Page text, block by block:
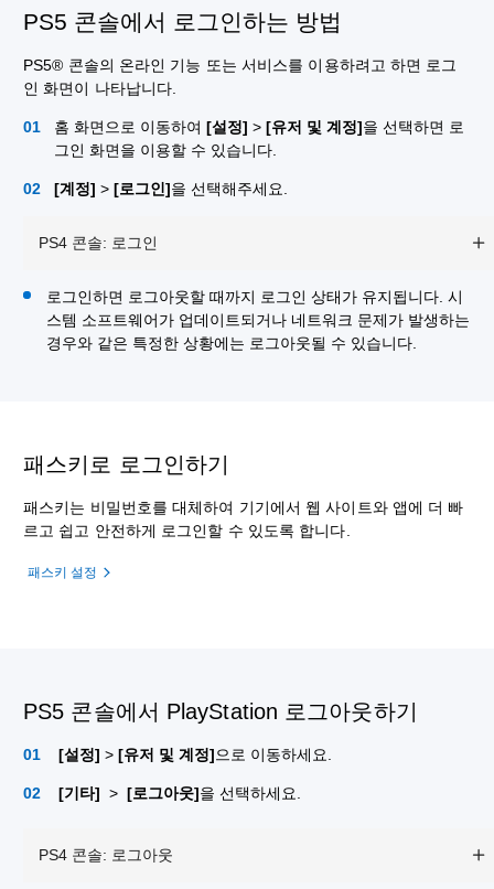
PS5 콘솔에서 로그인하는 방법
PS5® 콘솔의 온라인 기능 또는 서비스를 이용하려고 하면 로그
인 화면이 나타납니다.
홈 화면으로 이동하여 [설정] > [유저 및 계정]을 선택하면 로
그인 화면을 이용할 수 있습니다.
[계정] > [로그인]을 선택해주세요.
PS4 콘솔: 로그인
로그인하면 로그아웃할 때까지 로그인 상태가 유지됩니다. 시
스템 소프트웨어가 업데이트되거나 네트워크 문제가 발생하는
경우와 같은 특정한 상황에는 로그아웃될 수 있습니다.
패스키로 로그인하기
패스키는 비밀번호를 대체하여 기기에서 웹 사이트와 앱에 더 빠
르고 쉽고 안전하게 로그인할 수 있도록 합니다.
패스키 설정
PS5 콘솔에서 PlayStation 로그아웃하기
[설정] > [유저 및 계정]으로 이동하세요.
[기타] > [로그아웃]을 선택하세요.
PS4 콘솔: 로그아웃